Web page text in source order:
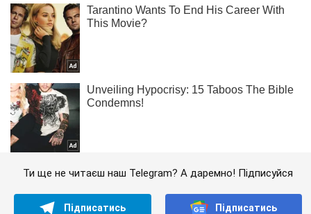
Ти ще не читаєш наш Telegram? А даремно! Підписуйся
Підписатись Підписатись